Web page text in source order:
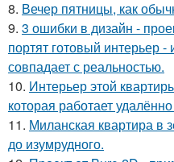
8. Вечер пятницы, как
9. 3 ошибки в дизайн -
портят готовый интерьер
совпадает с реальностью.
10. Интерьер этой
которая работает
11. Миланская квартира в
до изумрудного.